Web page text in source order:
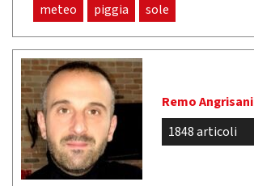
meteo piggia sole
Remo Angrisani
1848 articoli